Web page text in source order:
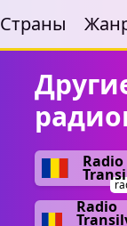
Страны
Radio
Radio